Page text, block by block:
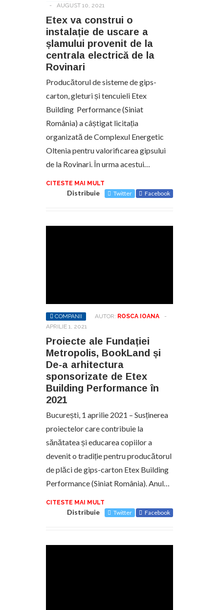
-
AUGUST 10, 2021
Etex va construi o
instalație de uscare a
șlamului provenit de la
centrala electrică de la
Rovinari
Producătorul de sisteme de gips-
carton, gleturi și tencuieli Etex
Building Performance (Siniat
România) a câștigat licitația
organizată de Complexul Energetic
Oltenia pentru valorificarea gipsului
de la Rovinari. În urma acestui…
CITESTE MAI MULT
Distribuie Twitter Facebook
COMPANII AUTOR: ROSCA IOANA
-
APRILIE 1, 2021
Proiecte ale Fundației
Metropolis, BookLand și
De-a arhitectura
sponsorizate de Etex
Building Performance în
2021
București, 1 aprilie 2021 – Susținerea
proiectelor care contribuie la
sănătatea și educarea copiilor a
devenit o tradiție pentru producătorul
de plăci de gips-carton Etex Building
Performance (Siniat România). Anul…
CITESTE MAI MULT
Distribuie Twitter Facebook